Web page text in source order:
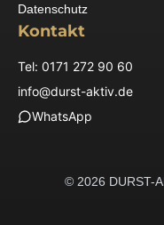
Datenschutz
Kontakt
Tel: 0171 272 90 60
info@durst-aktiv.de
WhatsApp
© 2026 DURST-